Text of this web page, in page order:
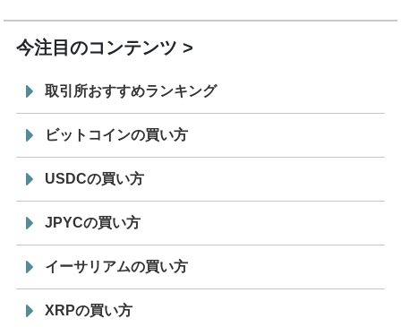
今注目のコンテンツ
取引所おすすめランキング
ビットコインの買い方
USDCの買い方
JPYCの買い方
イーサリアムの買い方
XRPの買い方